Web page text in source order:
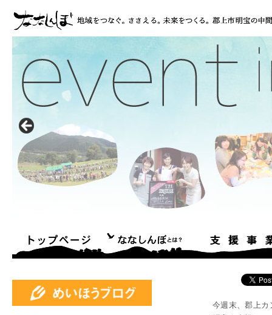
今週末、郡上カ